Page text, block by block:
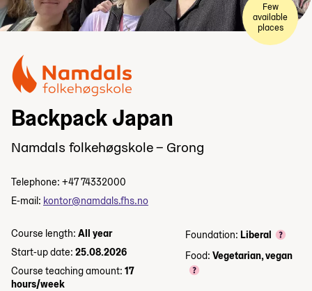
Few
available
places
Backpack Japan
Namdals folkehøgskole – Grong
Telephone: +47 74332000
E-mail: kontor@namdals.fhs.no
Course length: All year
Start-up date: 25.08.2026
Course teaching amount: 17
hours/week
Foundation: Liberal
Food: Vegetarian, vegan